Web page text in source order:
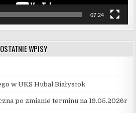
07:24
OSTATNIE WPISY
w UKS Hubal Białystok
po zmianie terminu na 19.05.2026r